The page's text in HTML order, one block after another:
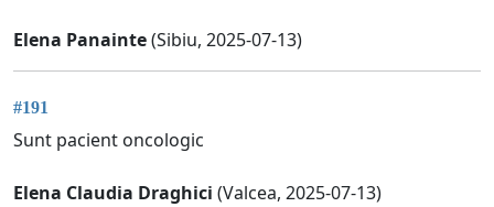
Elena Panainte(Sibiu, 2025-07-13)
#191
Sunt pacient oncologic
Elena Claudia Draghici (Valcea, 2025-07-13)